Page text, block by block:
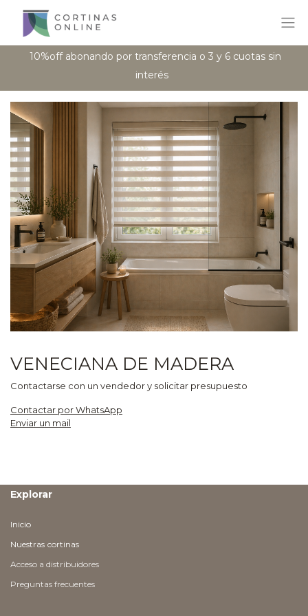
10%off abonando por transferencia o 3 y 6 cuotas sin
interés
VENECIANA DE MADERA
Contactarse con un vendedor y solicitar presupuesto
Contactar por WhatsApp
Enviar un mail
Explorar
Inicio
Nuestras cortinas
Acceso a distribuidores
Preguntas frecuentes